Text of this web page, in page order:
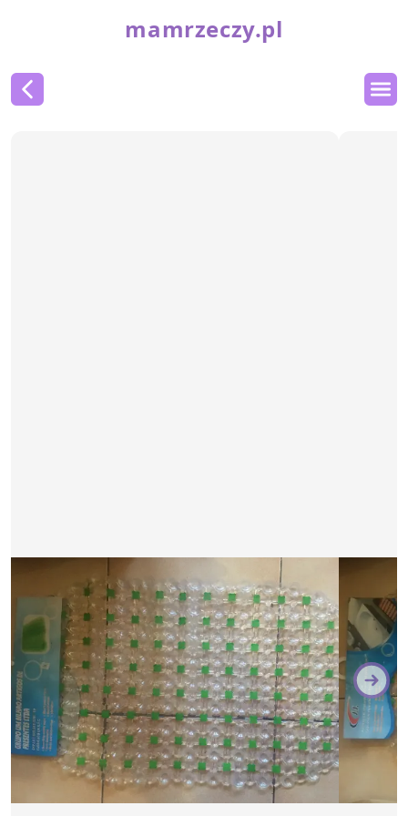
mamrzeczy.pl